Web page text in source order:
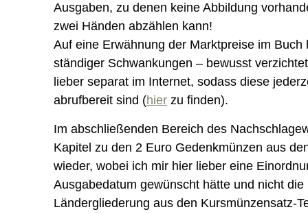
Ausgaben, zu denen keine Abbildung
zwei Händen abzählen kann!
Auf eine Erwähnung der Marktpreise im Buch
ständiger Schwankungen – bewusst
lieber separat im Internet, sodass diese
abrufbereit sind (hier zu finden).
Im abschließenden Bereich des
Kapitel zu den 2 Euro Gedenkmünzen aus
wieder, wobei ich mir hier lieber eine
Ausgabedatum gewünscht hätte und nicht
Ländergliederung aus den Kursmünzensatz-